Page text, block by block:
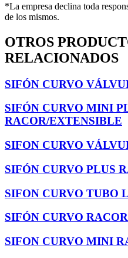
*La empresa declina toda
de los mismos.
OTROS
RELACIONADOS
SIFÓN CURVO
SIFÓN CURVO MINI
RACOR/EXTENSIBLE
SIFON CURVO
SIFÓN CURVO PLUS
SIFON CURVO TUBO
SIFÓN CURVO
SIFON CURVO MINI